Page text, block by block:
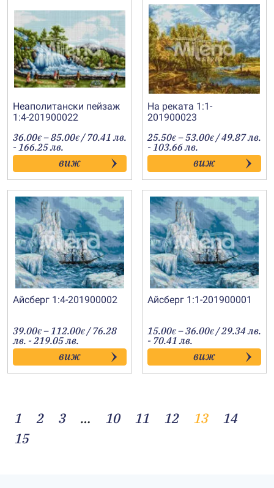
Неаполитански пейзаж
1:4-201900022
36.00€ –85.00€Price
range:
36.00€
through
85.00€
/ 70.41 лв.
- 166.25 лв.
виж
На реката 1:1-
201900023
25.50€ –53.00€Price
range:
25.50€
through
53.00€
/ 49.87 лв.
- 103.66 лв.
виж
Айсберг 1:4-201900002
39.00€ –112.00€Price
range:
39.00€
through
112.00€
/ 76.28
лв. - 219.05 лв.
виж
Айсберг 1:1-201900001
15.00€ –36.00€Price
range:
15.00€
through
36.00€
/ 29.34 лв.
- 70.41 лв.
виж
1 2 3 … 10 11 12 13
14
15